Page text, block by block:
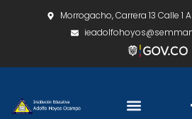
Morrogacho, Carrera 13 Calle 1